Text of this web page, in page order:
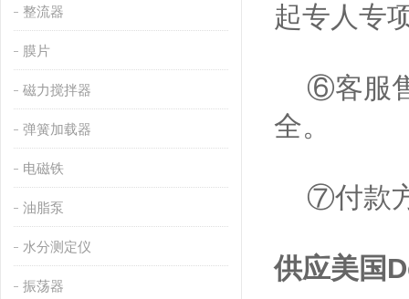
整流器
膜片
磁力搅拌器
弹簧加载器
电磁铁
油脂泵
水分测定仪
振荡器
起专人专
⑥客服售
全。
⑦付款
供应美国